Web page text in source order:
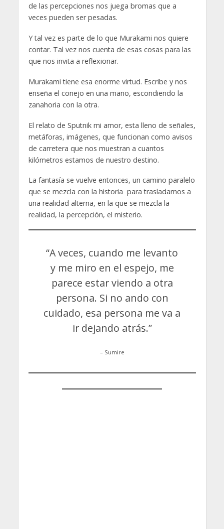
de las percepciones nos juega bromas que a
veces pueden ser pesadas.
Y tal vez es parte de lo que Murakami nos quiere
contar. Tal vez nos cuenta de esas cosas para las
que nos invita a reflexionar.
Murakami tiene esa enorme virtud. Escribe y nos
enseña el conejo en una mano, escondiendo la
zanahoria con la otra.
El relato de Sputnik mi amor, esta lleno de señales,
metáforas, imágenes, que funcionan como avisos
de carretera que nos muestran a cuantos
kilómetros estamos de nuestro destino.
La fantasía se vuelve entonces, un camino paralelo
que se mezcla con la historia para trasladarnos a
una realidad alterna, en la que se mezcla la
realidad, la percepción, el misterio.
“A veces, cuando me levanto
y me miro en el espejo, me
parece estar viendo a otra
persona. Si no ando con
cuidado, esa persona me va a
ir dejando atrás.”
– Sumire